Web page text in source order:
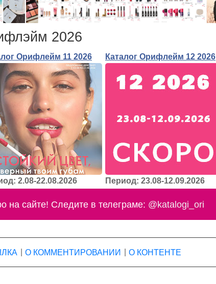
2026
Орифлейм 11 2026
2.08-22.08.2026
Каталог Орифлейм 12 2026
Период: 23.08-12.09.2026
на сайте! Следите в телеграме: @katalogi_ori
О КОММЕНТИРОВАНИИ О КОНТЕНТЕ